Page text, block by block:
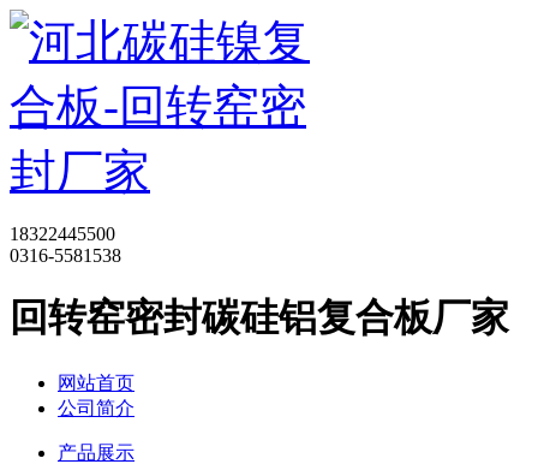
18322445500
0316-5581538
回转窑密封碳硅铝复合板厂家
网站首页
公司简介
产品展示